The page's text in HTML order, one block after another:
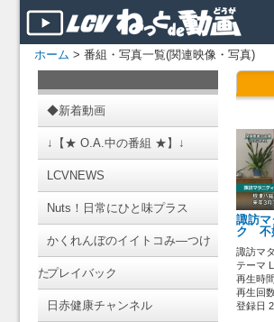
ホーム > 番組・写真一覧(関連映像・写真)
◆新着動画
↓【★ O.A.中の番組 ★】↓
LCVNEWS
Nuts！日常にひと味プラス
かくれんぼのイイトコみ―つけ
たプレイバック
日赤健康チャンネル
諏訪マ
ク 不
諏訪マ
テーマ
再生時
再生回
登録日